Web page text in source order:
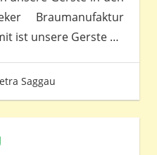
Braumanufaktur
ist unsere Gerste …
Saggau